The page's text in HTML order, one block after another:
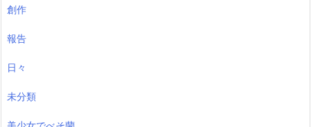
創作
報告
日々
未分類